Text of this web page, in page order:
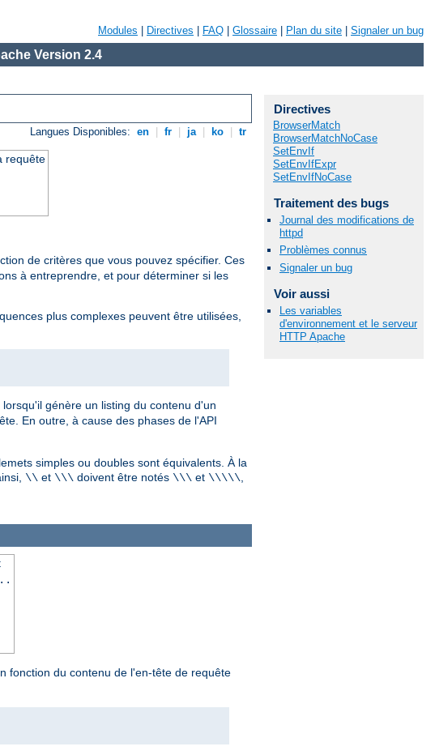
Modules Directives FAQ Glossaire Plan du site Signaler un bug
Version 2.4
Langues Disponibles: en fr ja ko tr
requête
de critères que vous pouvez spécifier. Ces
à entreprendre, et pour déterminer si les
plus complexes peuvent être utilisées,
lorsqu'il génère un listing du contenu d'un
En outre, à cause des phases de l'API
simples ou doubles sont équivalents. À la
\\ et \\\ doivent être notés \\\ et \\\\\,
fonction du contenu de l'en-tête de requête
Directives
BrowserMatch
BrowserMatchNoCase
SetEnvIf
SetEnvIfExpr
SetEnvIfNoCase
Traitement des bugs
Journal des modifications de
httpd
Problèmes connus
Signaler un bug
Voir aussi
Les variables
d'environnement et le serveur
HTTP Apache